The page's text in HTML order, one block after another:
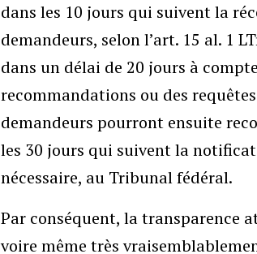
dans les 10 jours qui suivent la
demandeurs, selon l’art. 15 al. 1
dans un délai de 20 jours à
recommandations ou des
demandeurs pourront ensuite
les 30 jours qui suivent la
nécessaire, au Tribunal fédéral.
Par conséquent, la transparence
voire même très